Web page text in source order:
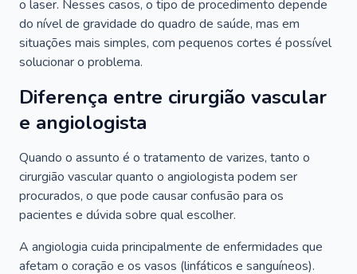
o laser. Nesses casos, o tipo de procedimento depende
do nível de gravidade do quadro de saúde, mas em
situações mais simples, com pequenos cortes é possível
solucionar o problema.
Diferença entre cirurgião vascular
e angiologista
Quando o assunto é o tratamento de varizes, tanto o
cirurgião vascular quanto o angiologista podem ser
procurados, o que pode causar confusão para os
pacientes e dúvida sobre qual escolher.
A angiologia cuida principalmente de enfermidades que
afetam o coração e os vasos (linfáticos e sanguíneos).